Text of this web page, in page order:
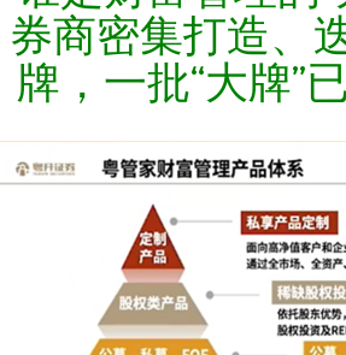
券商密集打造、
牌，一批“大牌”